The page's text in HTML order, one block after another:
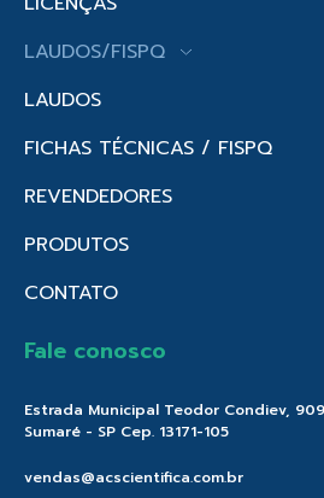
LAUDOS/FISPQ
LAUDOS
FICHAS TÉCNICAS / FISPQ
REVENDEDORES
PRODUTOS
CONTATO
Fale conosco
Estrada Municipal Teodor Condiev,
Sumaré - SP Cep. 13171-105
vendas@acscientifica.com.br